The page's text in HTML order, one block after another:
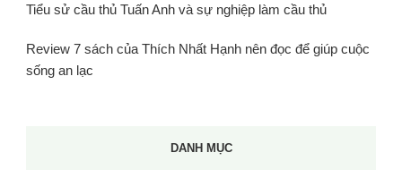
Tiểu sử cầu thủ Tuấn Anh và sự nghiệp làm cầu thủ
Review 7 sách của Thích Nhất Hạnh nên đọc để giúp cuộc
sống an lạc
DANH MỤC